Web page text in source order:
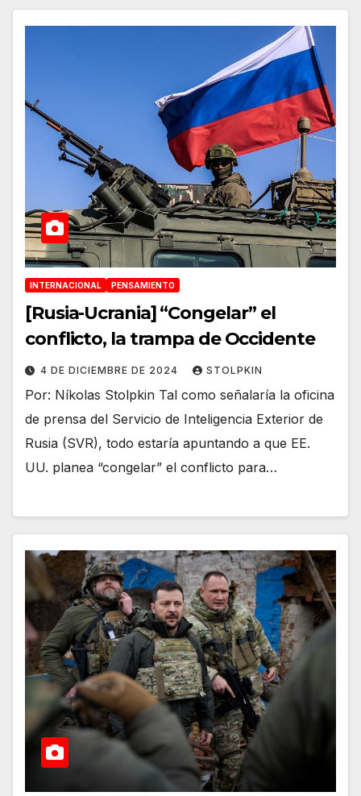
INTERNACIONAL PENSAMIENTO
[Rusia-Ucrania] “Congelar” el
conflicto, la trampa de Occidente
4 DE DICIEMBRE DE 2024 STOLPKIN
Por: Níkolas Stolpkin Tal como señalaría la oficina
de prensa del Servicio de Inteligencia Exterior de
Rusia (SVR), todo estaría apuntando a que EE.
UU. planea “congelar” el conflicto para…